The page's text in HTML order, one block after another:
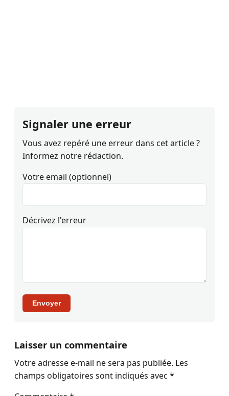
Signaler une erreur
Vous avez repéré une erreur dans cet article ?
Informez notre rédaction.
Votre email (optionnel)
Décrivez l'erreur
Envoyer
Laisser un commentaire
Votre adresse e-mail ne sera pas publiée. Les
champs obligatoires sont indiqués avec *